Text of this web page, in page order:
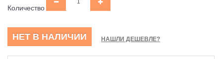
Количество
НЕТ В НАЛИЧИИ НАШЛИ ДЕШЕВЛЕ?